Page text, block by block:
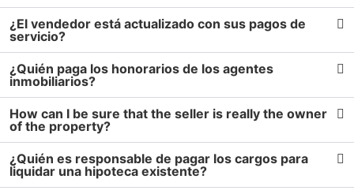
¿El vendedor está actualizado con sus pagos de
servicio?
¿Quién paga los honorarios de los agentes
inmobiliarios?
How can I be sure that the seller is really the owner
of the property?
¿Quién es responsable de pagar los cargos para
liquidar una hipoteca existente?